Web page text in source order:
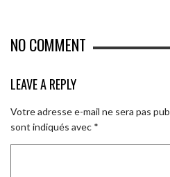
NO COMMENT
LEAVE A REPLY
Votre adresse e-mail ne sera pas
sont indiqués avec *